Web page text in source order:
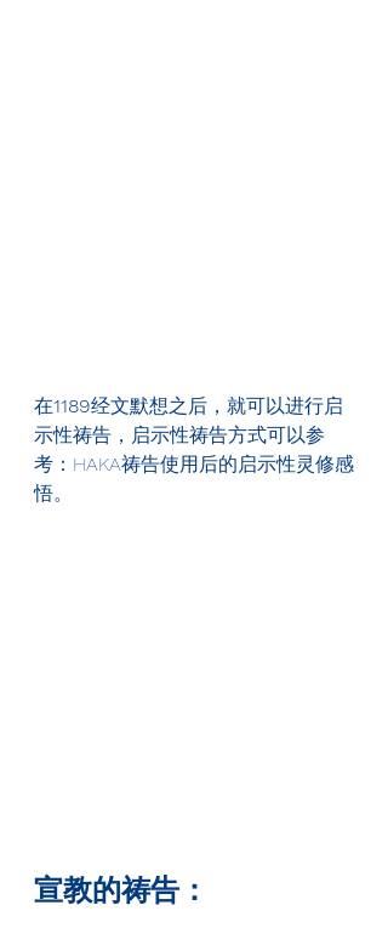
在1189经文默想之后，就可以进行启
示性祷告，启示性祷告方式可以参
考：HAKA祷告使用后的启示性灵修感
悟。
宣教的祷告：